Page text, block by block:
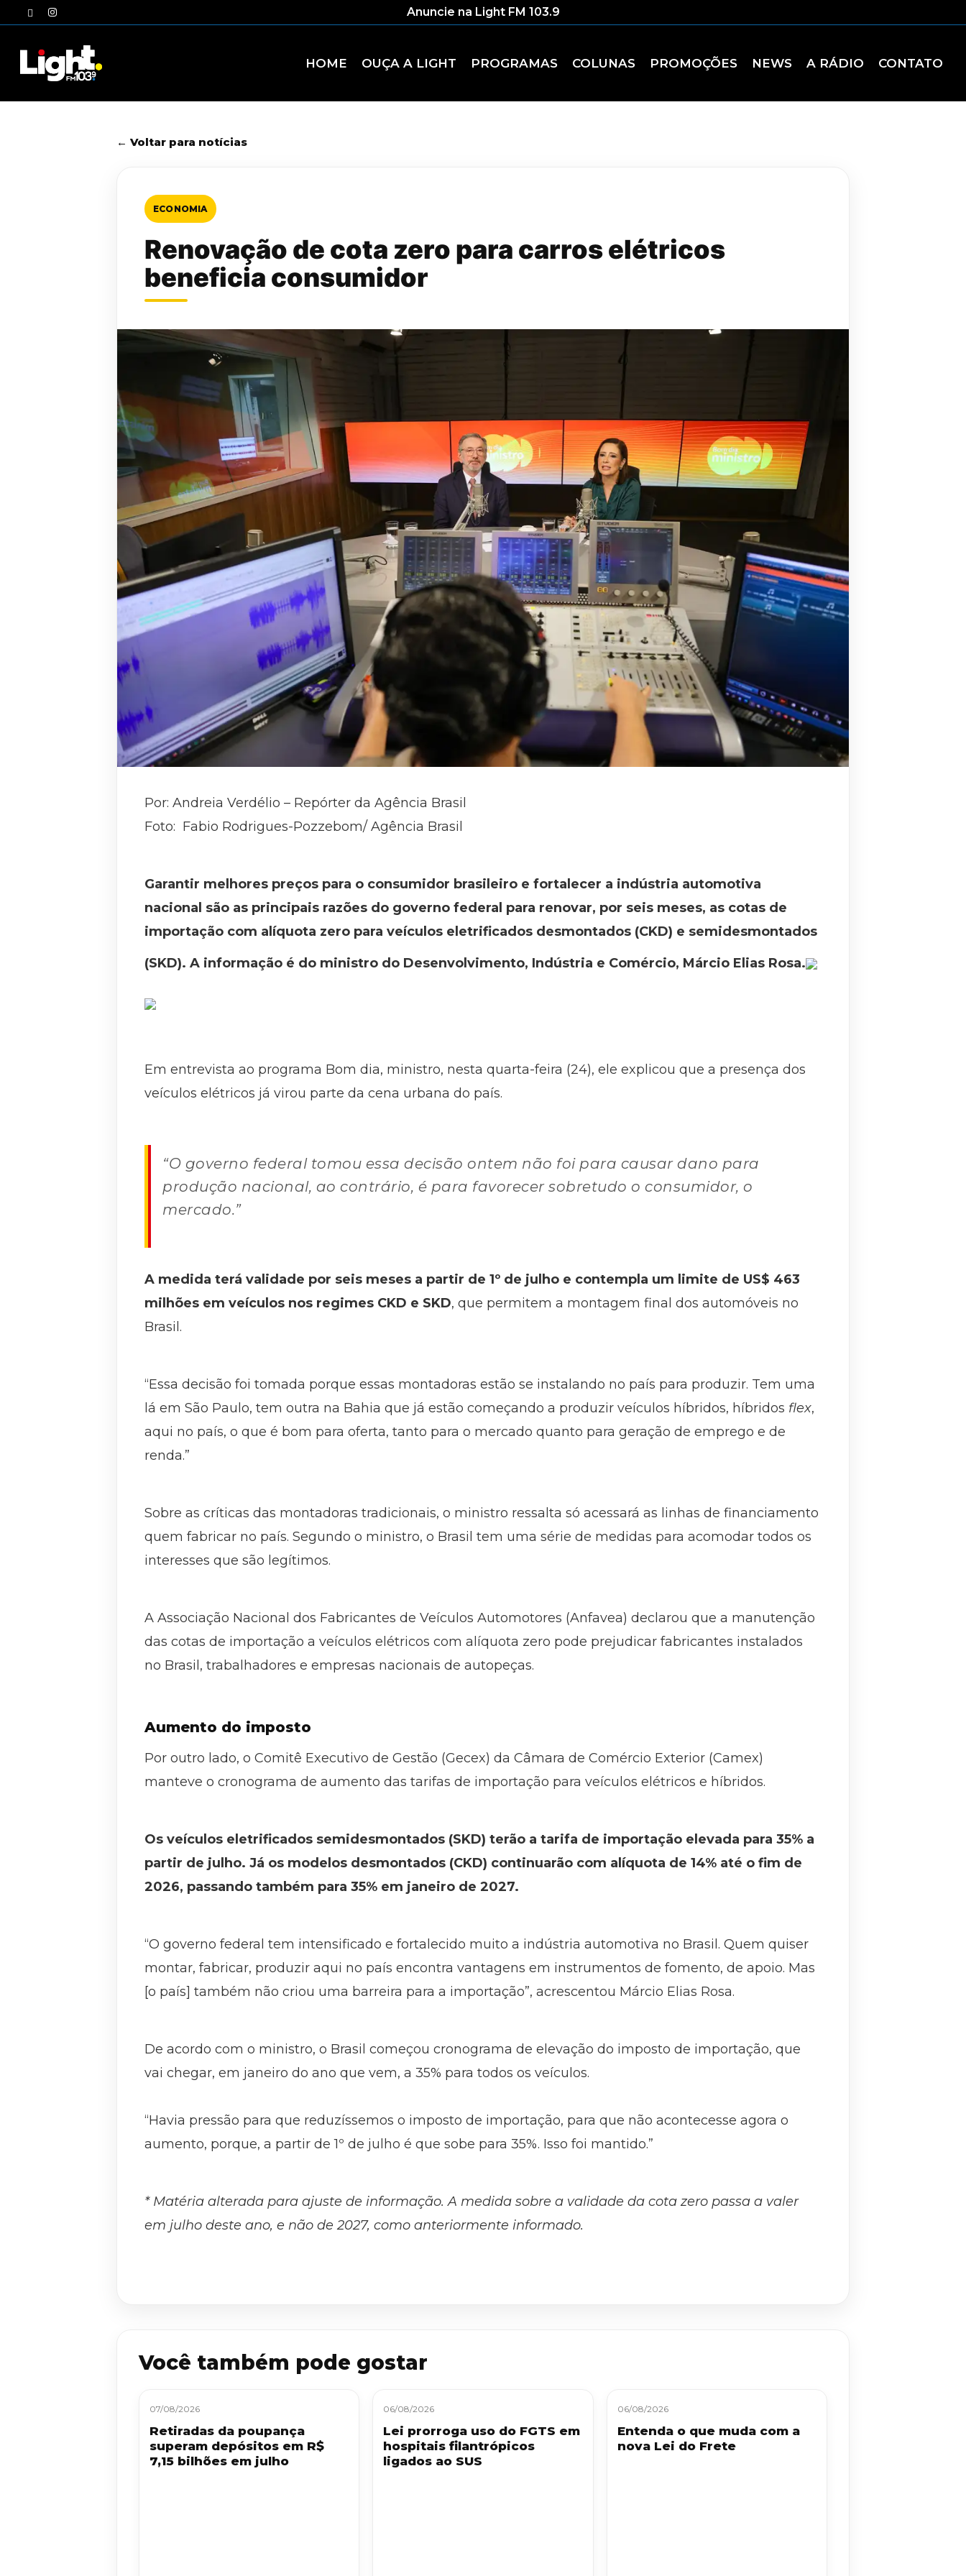
to
twitterinstagram Anuncie na Light FM 103.9
HOME OUÇA A LIGHT PROGRAMAS COLUNAS PROMOÇÕES NEWS A RÁDIO CONTATO
← Voltar para notícias
ECONOMIA
Renovação de cota zero para carros elétricos
beneficia consumidor
Por: Andreia Verdélio – Repórter da Agência Brasil
Foto: Fabio Rodrigues-Pozzebom/ Agência Brasil
Garantir melhores preços para o consumidor brasileiro e fortalecer a indústria automotiva
nacional são as principais razões do governo federal para renovar, por seis meses, as cotas de
importação com alíquota zero para veículos eletrificados desmontados (CKD) e semidesmontados
(SKD). A informação é do ministro do Desenvolvimento, Indústria e Comércio, Márcio Elias Rosa.
Em entrevista ao programa Bom dia, ministro, nesta quarta-feira (24), ele explicou que a presença dos
veículos elétricos já virou parte da cena urbana do país.
“O governo federal tomou essa decisão ontem não foi para causar dano para
produção nacional, ao contrário, é para favorecer sobretudo o consumidor, o
mercado.”
A medida terá validade por seis meses a partir de 1º de julho e contempla um limite de US$ 463
milhões em veículos nos regimes CKD e SKD, que permitem a montagem final dos automóveis no
Brasil.
“Essa decisão foi tomada porque essas montadoras estão se instalando no país para produzir. Tem uma
lá em São Paulo, tem outra na Bahia que já estão começando a produzir veículos híbridos, híbridos flex,
aqui no país, o que é bom para oferta, tanto para o mercado quanto para geração de emprego e de
renda.”
Sobre as críticas das montadoras tradicionais, o ministro ressalta só acessará as linhas de financiamento
quem fabricar no país. Segundo o ministro, o Brasil tem uma série de medidas para acomodar todos os
interesses que são legítimos.
A Associação Nacional dos Fabricantes de Veículos Automotores (Anfavea) declarou que a manutenção
das cotas de importação a veículos elétricos com alíquota zero pode prejudicar fabricantes instalados
no Brasil, trabalhadores e empresas nacionais de autopeças.
Aumento do imposto
Por outro lado, o Comitê Executivo de Gestão (Gecex) da Câmara de Comércio Exterior (Camex)
manteve o cronograma de aumento das tarifas de importação para veículos elétricos e híbridos.
Os veículos eletrificados semidesmontados (SKD) terão a tarifa de importação elevada para 35% a
partir de julho. Já os modelos desmontados (CKD) continuarão com alíquota de 14% até o fim de
2026, passando também para 35% em janeiro de 2027.
“O governo federal tem intensificado e fortalecido muito a indústria automotiva no Brasil. Quem quiser
montar, fabricar, produzir aqui no país encontra vantagens em instrumentos de fomento, de apoio. Mas
[o país] também não criou uma barreira para a importação”, acrescentou Márcio Elias Rosa.
De acordo com o ministro, o Brasil começou cronograma de elevação do imposto de importação, que
vai chegar, em janeiro do ano que vem, a 35% para todos os veículos.
“Havia pressão para que reduzíssemos o imposto de importação, para que não acontecesse agora o
aumento, porque, a partir de 1º de julho é que sobe para 35%. Isso foi mantido.”
* Matéria alterada para ajuste de informação. A medida sobre a validade da cota zero passa a valer
em julho deste ano, e não de 2027, como anteriormente informado.
Você também pode gostar
07/08/2026
Retiradas da poupança
superam depósitos em R$
7,15 bilhões em julho
06/08/2026
Lei prorroga uso do FGTS em
hospitais filantrópicos
ligados ao SUS
06/08/2026
Entenda o que muda com a
nova Lei do Frete